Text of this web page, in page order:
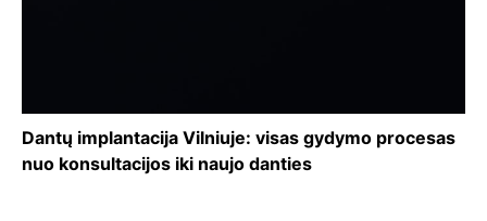
Dantų implantacija Vilniuje: visas gydymo procesas
nuo konsultacijos iki naujo danties